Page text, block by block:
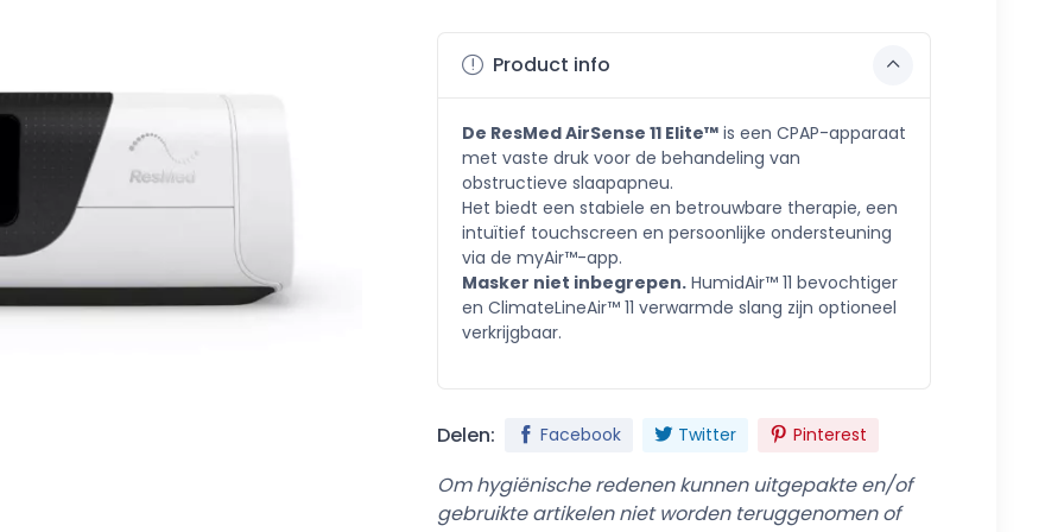
Product info
De ResMed AirSense 11 Elite™is een CPAP-apparaat
met vaste druk voor de behandeling van
obstructieve slaapapneu.
Het biedt een stabiele en betrouwbare therapie, een
intuïtief touchscreen en persoonlijke ondersteuning
via de myAir™-app.
Masker niet inbegrepen.HumidAir™ 11 bevochtiger
en ClimateLineAir™ 11 verwarmde slang zijn optioneel
verkrijgbaar.
Delen: Facebook Twitter Pinterest
Om hygiënische redenen kunnen uitgepakte en/of
gebruikte artikelen niet worden teruggenomen of